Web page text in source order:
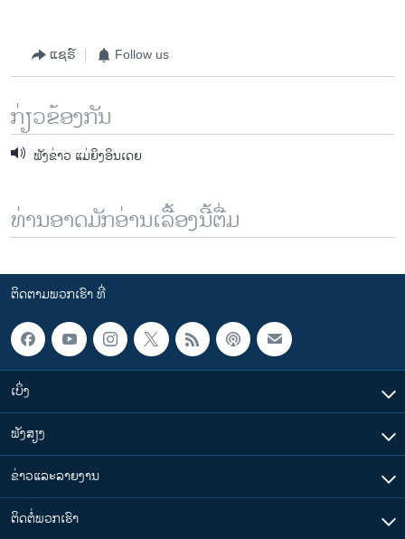
ແຊຣ໌ Follow us
ກ່ຽວຂ້ອງກັນ
ຟັງຂ່າວ ແມ່ຍິງອິນເດຍ
ທ່ານອາດມັກອ່ານເລື້ອງນີ້ຕື່ມ
ຕິດຕາມພວກເຮົາ ທີ່
ເບິ່ງ
ຟັງສຽງ
ຂ່າວແລະລາຍງານ
ຕິດຕໍ່ພວກເຮົາ